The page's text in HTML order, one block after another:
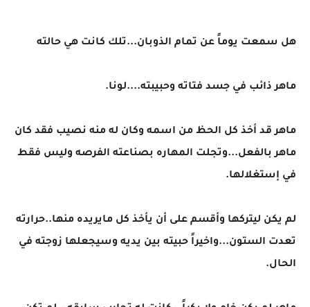
هل سمعت يوماً عن تمام الذوبان...تلك كانت هي حالته
ماهر ذائب في جسد فتاته وحبيبته....لونا.
ماهر قد أخذ كل الحظ من اسمه وكان له منه نصيب فقد كان
ماهر بالفعل...وتجلت المهاره بصناعته الفرصه وليس فقط
في إستغلالها.
لم يكن ليتركها وأقسم على أن يأخذ كل مايريده منها..حرارته
تعدت الستون...واخيراً حبيته بين يديه وسيجعلها زوجته في
الحال.